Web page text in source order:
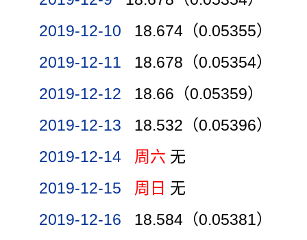
2019-12-10
18.674（0.05355）
2019-12-11
18.678（0.05354）
2019-12-12
18.66（0.05359）
2019-12-13
18.532（0.05396）
2019-12-14
周六 无
2019-12-15
周日 无
2019-12-16
18.584（0.05381）